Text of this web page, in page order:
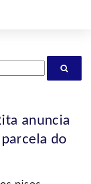
anuncia
do